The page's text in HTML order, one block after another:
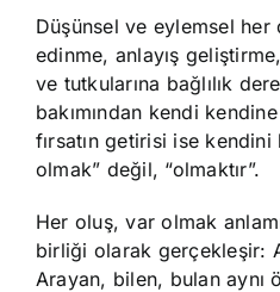
Düşünsel ve eylemsel
edinme, anlayış
ve tutkularına bağlılık
bakımından kendi
fırsatın getirisi ise
olmak” değil, “olmaktır”.
Her oluş, var olmak
birliği olarak gerçekleşir:
Arayan, bilen, bulan aynı